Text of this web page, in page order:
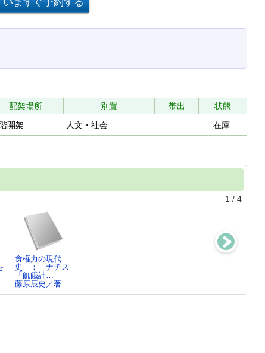
配架場所 別置 帯出
状態
開架 人文・社会 在庫
1 / 4
食権力の現代
史 ： ナチス
「飢餓計…
藤原辰史／著
岡…
山…
馬…